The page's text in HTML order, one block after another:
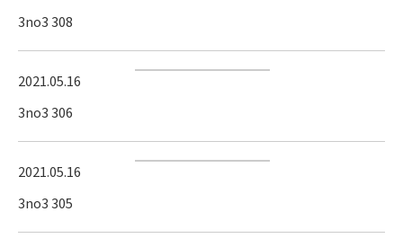
3no3 308
2021.05.16
3no3 306
2021.05.16
3no3 305